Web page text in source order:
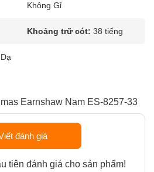
Không Gỉ
Khoảng trữ cót: 38 tiếng
Earnshaw Nam ES-8257-33
đánh giá
tiên đánh giá cho sản phẩm!